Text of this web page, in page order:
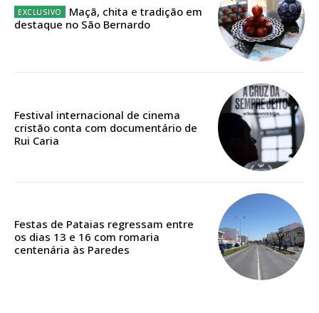
Edição em papel entregue à Quinta-feira em sua
Acesso aos conteúdos Exclusivos para
assinantes
Ofertas para assinatura anual
ASSINATURA
Maçã, chita e tradição em
destaque no São Bernardo
Festival internacional de cinema
cristão conta com documentário de
Rui Caria
Festas de Pataias regressam entre
os dias 13 e 16 com romaria
centenária às Paredes